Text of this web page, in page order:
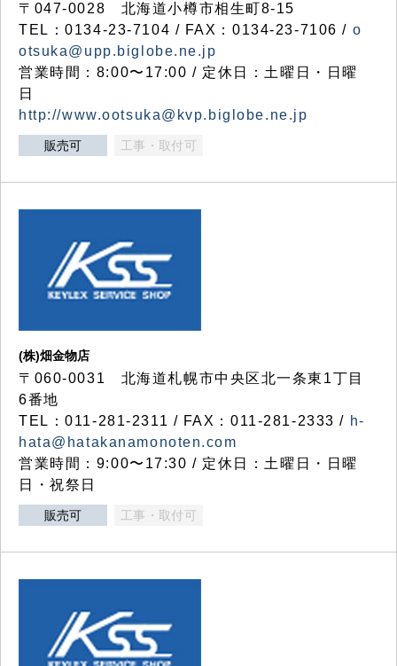
〒047-0028 北海道小樽市相生町8-15
TEL：0134-23-7104 / FAX：0134-23-7106 / o
otsuka@upp.biglobe.ne.jp
営業時間：8:00〜17:00 / 定休日：土曜日・日曜
日
http://www.ootsuka@kvp.biglobe.ne.jp
販売可 工事・取付可
(株)畑金物店
〒060-0031 北海道札幌市中央区北一条東1丁目
6番地
TEL：011-281-2311 / FAX：011-281-2333 / h-
hata@hatakanamonoten.com
営業時間：9:00〜17:30 / 定休日：土曜日・日曜
日・祝祭日
販売可 工事・取付可